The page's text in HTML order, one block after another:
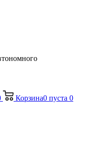
Корзина0 пуста 0